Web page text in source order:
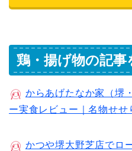
鶏・揚げ物の記
からあげたなか家（堺
ー実食レビュー｜名物せせ
かつや堺大野芝店でロ